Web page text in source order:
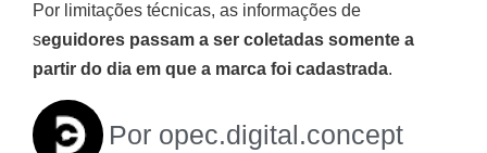
Por limitações técnicas, as informações de
seguidores passam a ser coletadas somente a
partir do dia em que a marca foi cadastrada.
Por opec.digital.concept